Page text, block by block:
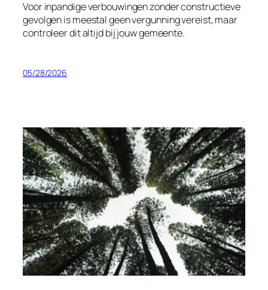
Voor inpandige verbouwingen zonder constructieve
gevolgen is meestal geen vergunning vereist, maar
controleer dit altijd bij jouw gemeente.
05/28/2026